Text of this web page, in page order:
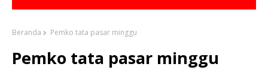
Beranda Pemko tata pasar minggu
Pemko tata pasar minggu